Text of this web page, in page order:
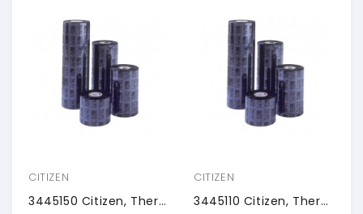
CITIZEN
3445150 Citizen, Thermal Transfer Ribbon, Wax/resin, 150mm, 4 Rolls/box
CITIZEN
3445110 Citizen, Thermal Transfer Ribbon, Wax/resin, 110mm, 4 Rolls/box